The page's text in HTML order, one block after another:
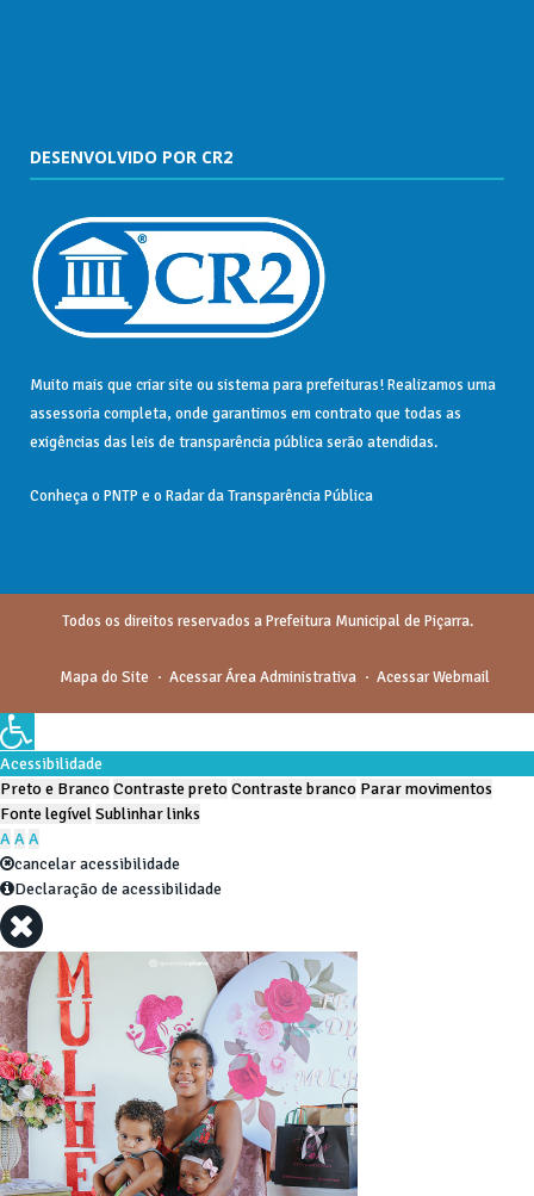
DESENVOLVIDO POR CR2
Muito mais que criar site ousistema para prefeituras! Realizamos uma
assessoriacompleta, onde garantimos em contrato que todas as
exigências das leis de transparência públicaserão atendidas.
Conheça o PNTP e o Radar da Transparência Pública
Todos os direitos reservados a Prefeitura Municipal de Piçarra.
Mapa do Site Acessar Área Administrativa Acessar Webmail
Acessibilidade
Preto e BrancoContraste pretoContraste branco Parar movimentos
Fonte legívelSublinhar links
AAA
cancelar acessibilidade
Declaração de acessibilidade